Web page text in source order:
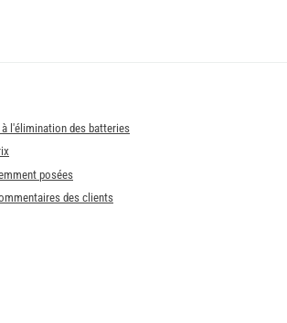
l'élimination des batteries
posées
des clients